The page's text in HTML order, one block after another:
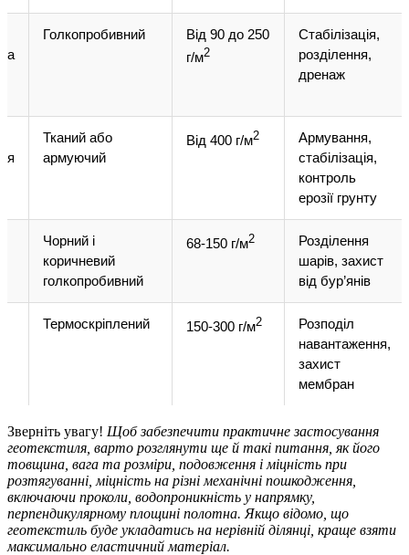
Голкопробивний
Від 90 до 250
г/м2
Стабілізація,
розділення,
дренаж
Тканий або
армуючий
Від 400 г/м2
Армування,
стабілізація,
контроль
ерозії грунту
Чорний і
коричневий
голкопробивний
68-150 г/м2
Розділення
шарів, захист
від бур’янів
Термоскріплений 150-300 г/м2
Розподіл
навантаження,
захист
мембран
Зверніть увагу! Щоб забезпечити практичне застосування
геотекстиля, варто розглянути ще й такі питання, як його
товщина, вага та розміри, подовження і міцність при
розтягуванні, міцність на різні механічні пошкодження,
включаючи проколи, водопроникність у напрямку,
перпендикулярному площині полотна. Якщо відомо, що
геотекстиль буде укладатись на нерівній ділянці, краще взяти
максимально еластичний матеріал.